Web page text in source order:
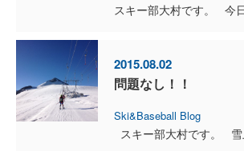
2015.08.02
問題なし！！
Ski&Baseball Blog